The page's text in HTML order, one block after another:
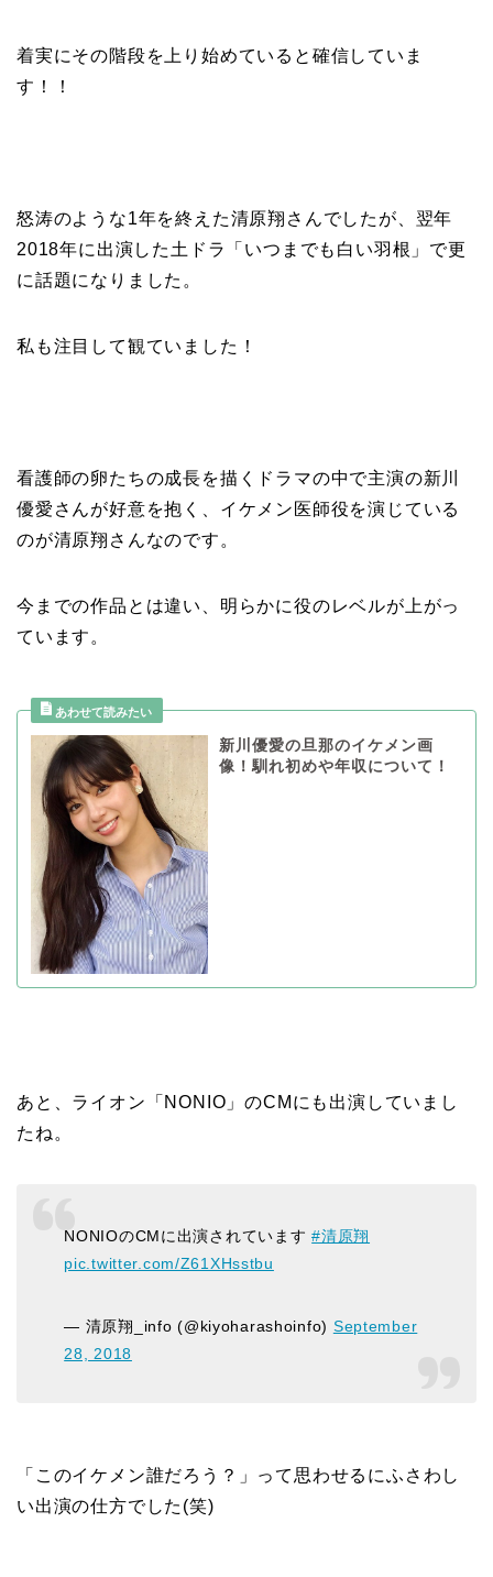
着実にその階段を上り始めていると確信していま
す！！
怒涛のような1年を終えた清原翔さんでしたが、翌年
2018年に出演した 土ドラ「いつまでも白い羽根」で更
に話題になりました。
私も注目して観ていました！
看護師の卵たちの成長を描くドラマの中で主演の新川
優愛さんが好意を抱く、イケメン医師役を演じている
のが清原翔さんなのです。
今までの作品とは違い、明らかに役のレベルが上がっ
ています。
新川優愛の旦那のイケメン画
像！馴れ初めや年収について！
あと、ライオン「NONIO」のCMにも出演していまし
たね。
NONIOのCMに出演されています#清原翔
pic.twitter.com/Z61XHsstbu
— 清原翔_info (@kiyoharashoinfo) September
28, 2018
「このイケメン誰だろう？」って思わせるにふさわし
い出演の仕方でした(笑)